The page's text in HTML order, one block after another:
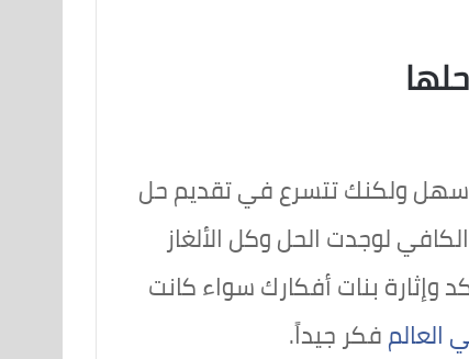
ولكنك تتسرع في تقديم حل
لوجدت الحل وكل الألغاز
بنات أفكارك سواء كانت
فكر جيداً.